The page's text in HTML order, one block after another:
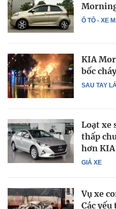
Ô TÔ - XE
SAU TAY
KIA
bốc
GIÁ XE
Loạt xe
thấp
hơn
Vụ xe
Các